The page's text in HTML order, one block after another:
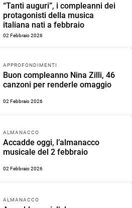
“Tanti auguri”, i compleanni dei
protagonisti della musica
italiana nati a febbraio
02 Febbraio 2026
APPROFONDIMENTI
Buon compleanno Nina Zilli, 46
canzoni per renderle omaggio
02 Febbraio 2026
ALMANACCO
Accadde oggi, l’almanacco
musicale del 2 febbraio
02 Febbraio 2026
ALMANACCO